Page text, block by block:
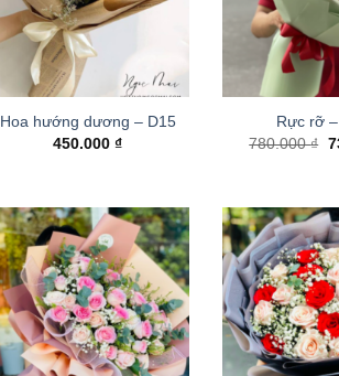
Hoa hướng dương – D15
450.000₫
Rực rỡ
780.000₫